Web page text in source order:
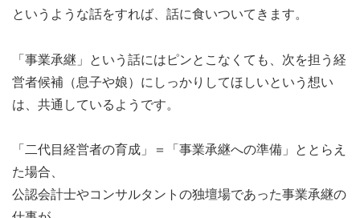
というような話をすれば、話に食いついてきます。
「事業承継」という話にはピンとこなくても、次を担う経
営者候補（息子や娘）にしっかりしてほしいという想い
は、共通しているようです。
「二代目経営者の育成」＝「事業承継への準備」ととらえ
た場合、
公認会計士やコンサルタントの独壇場であった事業承継の